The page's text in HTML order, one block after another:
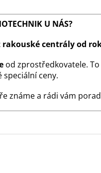
U NÁS?
centrály od
od zprostředkovatele.
speciální ceny.
známe a rádi vám